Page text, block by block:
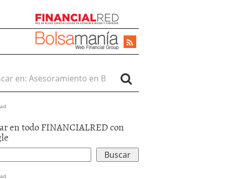
en:
en todo FINANCIALRED con